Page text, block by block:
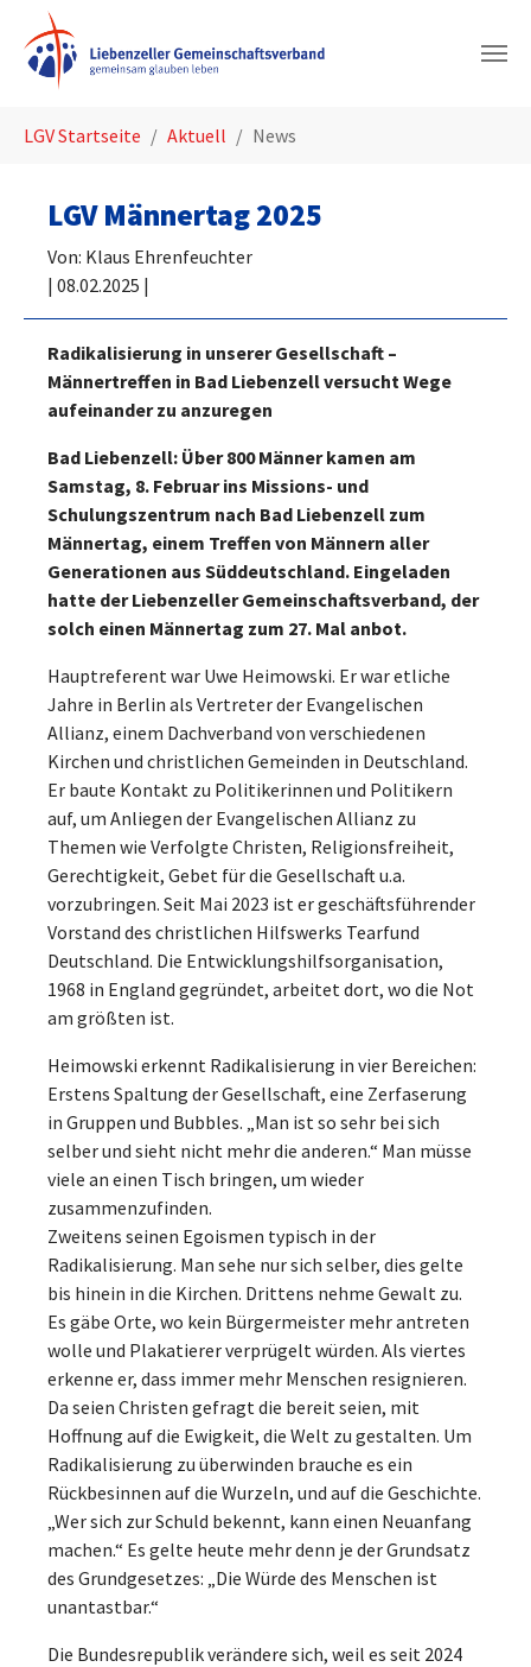
LGV Startseite Aktuell News
LGV Männertag 2025
Von: Klaus Ehrenfeuchter
| 08.02.2025 |
Radikalisierung in unserer Gesellschaft –
Männertreffen in Bad Liebenzell versucht Wege
aufeinander zu anzuregen
Bad Liebenzell: Über 800 Männer kamen am
Samstag, 8. Februar ins Missions- und
Schulungszentrum nach Bad Liebenzell zum
Männertag, einem Treffen von Männern aller
Generationen aus Süddeutschland. Eingeladen
hatte der Liebenzeller Gemeinschaftsverband, der
solch einen Männertag zum 27. Mal anbot.
Hauptreferent war Uwe Heimowski. Er war etliche
Jahre in Berlin als Vertreter der Evangelischen
Allianz, einem Dachverband von verschiedenen
Kirchen und christlichen Gemeinden in Deutschland.
Er baute Kontakt zu Politikerinnen und Politikern
auf, um Anliegen der Evangelischen Allianz zu
Themen wie Verfolgte Christen, Religionsfreiheit,
Gerechtigkeit, Gebet für die Gesellschaft u.a.
vorzubringen. Seit Mai 2023 ist er geschäftsführender
Vorstand des christlichen Hilfswerks Tearfund
Deutschland. Die Entwicklungshilfsorganisation,
1968 in England gegründet, arbeitet dort, wo die Not
am größten ist.
Heimowski erkennt Radikalisierung in vier Bereichen:
Erstens Spaltung der Gesellschaft, eine Zerfaserung
in Gruppen und Bubbles. „Man ist so sehr bei sich
selber und sieht nicht mehr die anderen.“ Man müsse
viele an einen Tisch bringen, um wieder
zusammenzufinden.
Zweitens seinen Egoismen typisch in der
Radikalisierung. Man sehe nur sich selber, dies gelte
bis hinein in die Kirchen. Drittens nehme Gewalt zu.
Es gäbe Orte, wo kein Bürgermeister mehr antreten
wolle und Plakatierer verprügelt würden. Als viertes
erkenne er, dass immer mehr Menschen resignieren.
Da seien Christen gefragt die bereit seien, mit
Hoffnung auf die Ewigkeit, die Welt zu gestalten. Um
Radikalisierung zu überwinden brauche es ein
Rückbesinnen auf die Wurzeln, und auf die Geschichte.
„Wer sich zur Schuld bekennt, kann einen Neuanfang
machen.“ Es gelte heute mehr denn je der Grundsatz
des Grundgesetzes: „Die Würde des Menschen ist
unantastbar.“
Die Bundesrepublik verändere sich, weil es seit 2024